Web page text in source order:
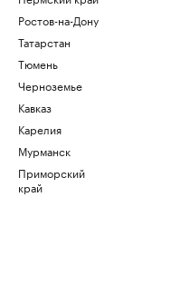
Ростов-на-Дону
Татарстан
Тюмень
Черноземье
Кавказ
Карелия
Мурманск
Приморский
край